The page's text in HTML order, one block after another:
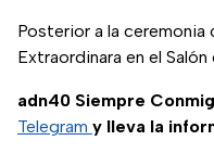
Posterior a la ceremonia
Extraordinara en el Salón
adn40 Siempre
Telegram y lleva la